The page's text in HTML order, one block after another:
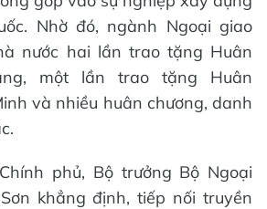
Nhờ đó, ngành Ngoại giao
nước hai lần trao tặng Huân
một lần trao tặng Huân
và nhiều huân chương, danh
phủ, Bộ trưởng Bộ Ngoại
khẳng định, tiếp nối truyền